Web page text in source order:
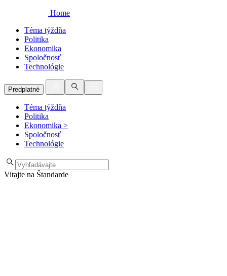
Home
Téma týždňa
Politika
Ekonomika
Spoločnosť
Technológie
Predplatné
Téma týždňa
Politika
Ekonomika >
Spoločnosť
Technológie
Vitajte na Štandarde